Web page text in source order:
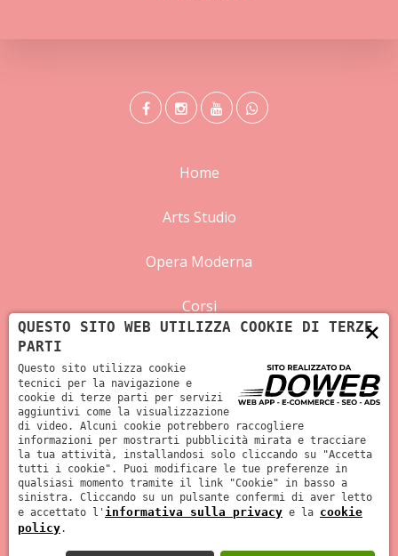
Home
Arts Studio
Opera Moderna
Corsi
News
Contatti
New Arts Studio A.S.D.- C. F. & P. Iva 04730910231
Informativa privacy
×
QUESTO SITO WEB UTILIZZA COOKIE DI TERZE
PARTI
Questo sito utilizza cookie
tecnici per la navigazione e
cookie di terze parti per servizi
aggiuntivi come la visualizzazione
di video. Alcuni cookie potrebbero raccogliere
informazioni per mostrarti pubblicità mirata e tracciare
la tua attività, installandosi solo cliccando su "Accetta
tutti i cookie". Puoi modificare le tue preferenze in
qualsiasi momento tramite il link "Cookie" in basso a
sinistra. Cliccando su un pulsante confermi di aver letto
e accettato l' informativa sulla privacy e la cookie
policy.